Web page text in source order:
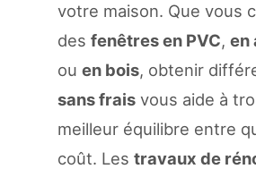
votre maison. Que vous
des fenêtres en PVC, en
ou en bois, obtenir
sans frais vous aide à
meilleur équilibre entre
coût. Les travaux de